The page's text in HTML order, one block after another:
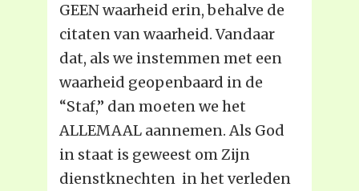
GEEN waarheid erin, behalve de
citaten van waarheid. Vandaar
dat, als we instemmen met een
waarheid geopenbaard in de
“Staf,” dan moeten we het
ALLEMAAL aannemen. Als God
in staat is geweest om Zijn
dienstknechten in het verleden